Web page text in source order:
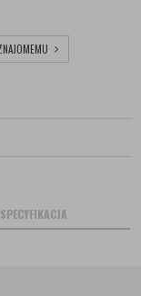
SPECYFIKACJA